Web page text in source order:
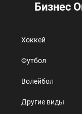
Бизнес
Хоккей
Футбол
Волейбол
Другие виды